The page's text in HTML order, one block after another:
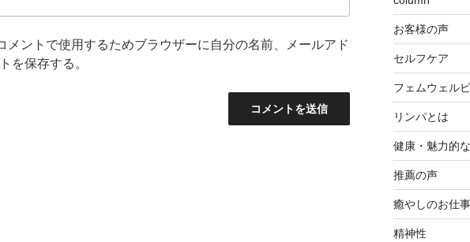
メントで使用するためブラウザーに自分の名前、メールアド
を保存する。
お客様の声
セルフケア
フェムウェル
リンパとは
健康・魅力的
推薦の声
癒やしのお仕事
精神性